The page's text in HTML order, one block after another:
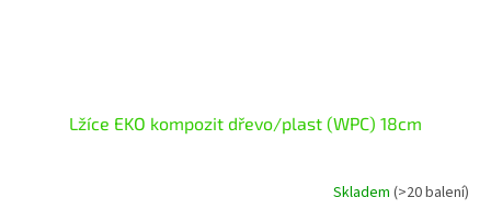
Lžíce EKO kompozit dřevo/plast (WPC) 18cm
Skladem (>20 balení)